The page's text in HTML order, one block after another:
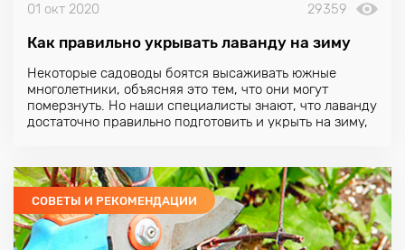
01 окт 2020 29359
Как правильно укрывать лаванду на зиму
Некоторые садоводы боятся высаживать южные
многолетники, объясняя это тем, что они могут
померзнуть. Но наши специалисты знают, что лаванду
достаточно правильно подготовить и укрыть на зиму,
СОВЕТЫ И РЕКОМЕНДАЦИИ